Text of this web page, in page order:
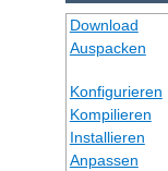
Download
Auspacken
Konfigurieren
Kompilieren
Installieren
Anpassen